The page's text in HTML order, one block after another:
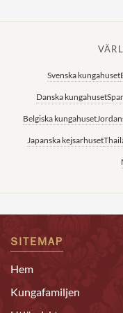
Svenska kungahuset
Danska kungahuset
Belgiska kungahuset
Japanska kejsarhuset
SITEMAP
Hem
Kungafamiljen